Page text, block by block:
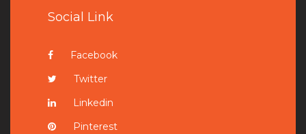
Social Link
Facebook
Twitter
Linkedin
Pinterest